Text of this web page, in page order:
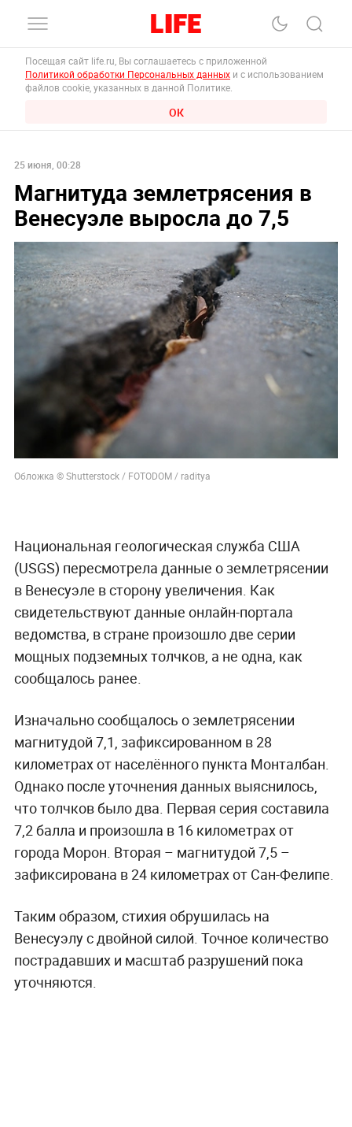
Посещая сайт life.ru, Вы соглашаетесь с приложенной
Политикой обработки Персональных данных и с использованием
файлов cookie, указанных в данной Политике.
ОК
25 июня, 00:28
Магнитуда землетрясения в
Венесуэле выросла до 7,5
Обложка © Shutterstock / FOTODOM / raditya
Национальная геологическая служба США
(USGS) пересмотрела данные о землетрясении
в Венесуэле в сторону увеличения. Как
свидетельствуют данные онлайн-портала
ведомства, в стране произошло две серии
мощных подземных толчков, а не одна, как
сообщалось ранее.
Изначально сообщалось о землетрясении
магнитудой 7,1, зафиксированном в 28
километрах от населённого пункта Монталбан.
Однако после уточнения данных выяснилось,
что толчков было два. Первая серия составила
7,2 балла и произошла в 16 километрах от
города Морон. Вторая – магнитудой 7,5 –
зафиксирована в 24 километрах от Сан-Фелипе.
Таким образом, стихия обрушилась на
Венесуэлу с двойной силой. Точное количество
пострадавших и масштаб разрушений пока
уточняются.